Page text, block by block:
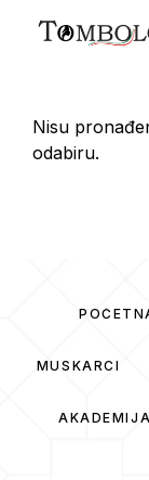
Nisu
odabiru.
MUSKARCI
AKADEMIJA